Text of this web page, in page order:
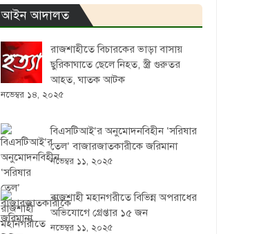
আইন আদালত
রাজশাহীতে বিচারকের ভাড়া বাসায়
ছুরিকাঘাতে ছেলে নিহত, স্ত্রী গুরুতর
আহত, ঘাতক আটক
নভেম্বর ১৪, ২০২৫
বিএসটিআই’র অনুমোদনবিহীন ‘সরিষার
তেল’ বাজারজাতকারীকে জরিমানা
নভেম্বর ১১, ২০২৫
রাজশাহী মহানগরীতে বিভিন্ন অপরাধের
অভিযোগে গ্রেপ্তার ১৫ জন
নভেম্বর ১১, ২০২৫